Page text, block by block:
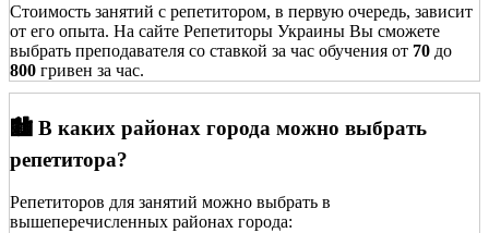
Стоимость занятий с репетитором, в первую очередь, зависит
от его опыта. На сайте Репетиторы Украины Вы сможете
выбрать преподавателя со ставкой за час обучения от 70 до
800 гривен за час.
🏙️ В каких районах города можно выбрать
репетитора?
Репетиторов для занятий можно выбрать в
вышеперечисленных районах города: